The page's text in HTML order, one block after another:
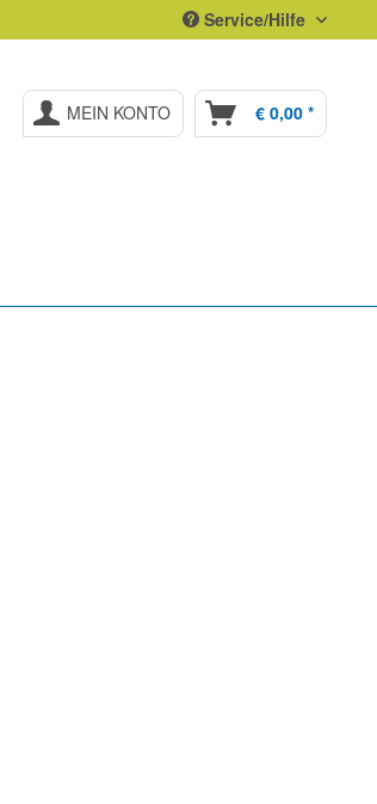
Service/Hilfe
MEIN KONTO € 0,00 *